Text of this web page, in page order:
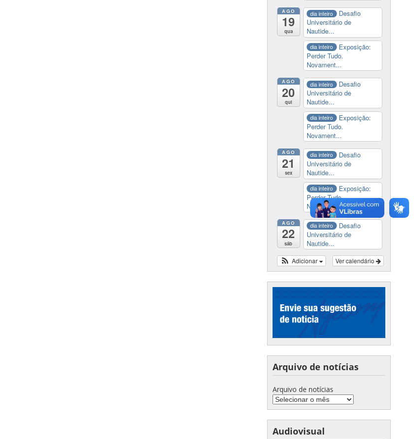
AGO
19
qua
dia inteiro
Desafio
Universitário de
Nautide...
dia inteiro
Exposição:
Perder Tudo.
Novament...
AGO
20
qui
dia inteiro
Desafio
Universitário de
Nautide...
dia inteiro
Exposição:
Perder Tudo.
Novament...
AGO
21
sex
dia inteiro
Desafio
Universitário de
Nautide...
dia inteiro
Exposição:
Perder Tudo.
Novament...
AGO
22
sáb
dia inteiro
Desafio
Universitário de
Nautide...
Ver calendário
Adicionar
Arquivo de notícias
Arquivo de notícias
Audiovisual